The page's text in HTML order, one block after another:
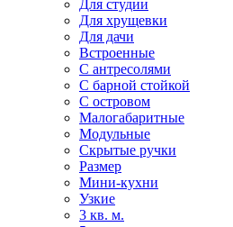
Для студии
Для хрущевки
Для дачи
Встроенные
С антресолями
С барной стойкой
С островом
Малогабаритные
Модульные
Скрытые ручки
Размер
Мини-кухни
Узкие
3 кв. м.